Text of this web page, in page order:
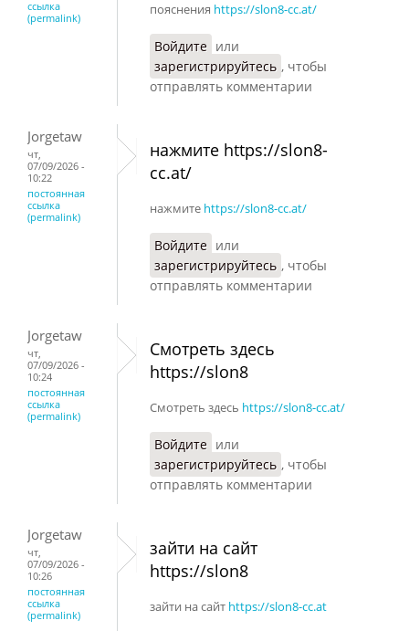
ссылка
(permalink)
пояснения https://slon8-cc.at/
Войдите или
зарегистрируйтесь , чтобы
отправлять комментарии
Jorgetaw
чт,
07/09/2026 -
10:22
постоянная
ссылка
(permalink)
нажмите https://slon8-
cc.at/
нажмите https://slon8-cc.at/
Войдите или
зарегистрируйтесь , чтобы
отправлять комментарии
Jorgetaw
чт,
07/09/2026 -
10:24
постоянная
ссылка
(permalink)
Смотреть здесь
https://slon8
Смотреть здесь https://slon8-cc.at/
Войдите или
зарегистрируйтесь , чтобы
отправлять комментарии
Jorgetaw
чт,
07/09/2026 -
10:26
постоянная
ссылка
(permalink)
зайти на сайт
https://slon8
зайти на сайт https://slon8-cc.at